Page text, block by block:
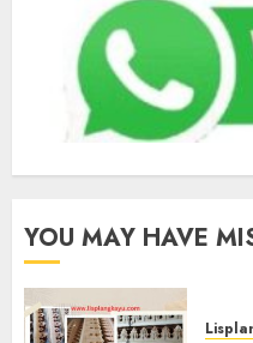
YOU MAY HAVE